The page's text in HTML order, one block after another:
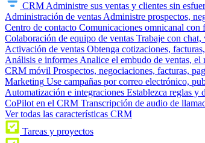
CRM Administre sus ventas y clientes sin
Administración de ventas Administre prospectos,
Centro de contacto Comunicaciones omnicanal
Colaboración de equipo de ventas Trabaje con chat,
Activación de ventas Obtenga cotizaciones,
Análisis e informes Analice el embudo de ventas,
CRM móvil Prospectos, negociaciones, facturas,
Marketing Use campañas por correo electrónico,
Automatización e integraciones Establezca reglas y
CoPilot en el CRM Transcripción de audio de
Ver todas las características CRM
Tareas y proyectos